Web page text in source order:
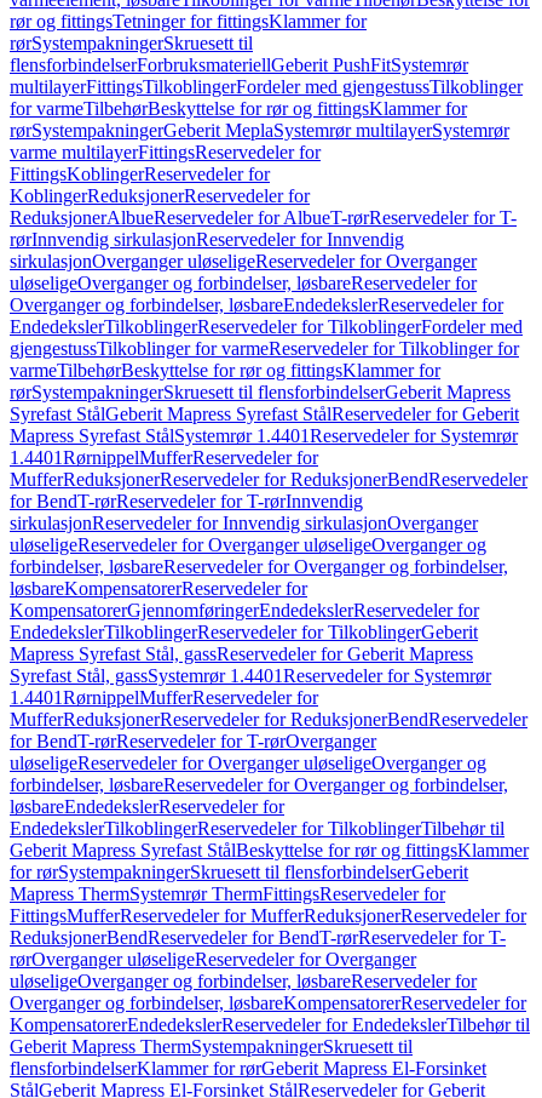
rør og fittingsTetninger for fittingsKlammer for
rørSystempakningerSkruesett til
flensforbindelserForbruksmateriellGeberit PushFitSystemrør
multilayerFittingsTilkoblingerFordeler med gjengestussTilkoblinger
for varmeTilbehørBeskyttelse for rør og fittingsKlammer for
rørSystempakningerGeberit MeplaSystemrør multilayerSystemrør
varme multilayerFittingsReservedeler for
FittingsKoblingerReservedeler for
KoblingerReduksjonerReservedeler for
ReduksjonerAlbueReservedeler for AlbueT-rørReservedeler for T-
rørInnvendig sirkulasjonReservedeler for Innvendig
sirkulasjonOverganger uløseligeReservedeler for Overganger
uløseligeOverganger og forbindelser, løsbareReservedeler for
Overganger og forbindelser, løsbareEndedekslerReservedeler for
EndedekslerTilkoblingerReservedeler for TilkoblingerFordeler med
gjengestussTilkoblinger for varmeReservedeler for Tilkoblinger for
varmeTilbehørBeskyttelse for rør og fittingsKlammer for
rørSystempakningerSkruesett til flensforbindelserGeberit Mapress
Syrefast StålGeberit Mapress Syrefast StålReservedeler for Geberit
Mapress Syrefast StålSystemrør 1.4401Reservedeler for Systemrør
1.4401RørnippelMufferReservedeler for
MufferReduksjonerReservedeler for ReduksjonerBendReservedeler
for BendT-rørReservedeler for T-rørInnvendig
sirkulasjonReservedeler for Innvendig sirkulasjonOverganger
uløseligeReservedeler for Overganger uløseligeOverganger og
forbindelser, løsbareReservedeler for Overganger og forbindelser,
løsbareKompensatorerReservedeler for
KompensatorerGjennomføringerEndedekslerReservedeler for
EndedekslerTilkoblingerReservedeler for TilkoblingerGeberit
Mapress Syrefast Stål, gassReservedeler for Geberit Mapress
Syrefast Stål, gassSystemrør 1.4401Reservedeler for Systemrør
1.4401RørnippelMufferReservedeler for
MufferReduksjonerReservedeler for ReduksjonerBendReservedeler
for BendT-rørReservedeler for T-rørOverganger
uløseligeReservedeler for Overganger uløseligeOverganger og
forbindelser, løsbareReservedeler for Overganger og forbindelser,
løsbareEndedekslerReservedeler for
EndedekslerTilkoblingerReservedeler for TilkoblingerTilbehør til
Geberit Mapress Syrefast StålBeskyttelse for rør og fittingsKlammer
for rørSystempakningerSkruesett til flensforbindelserGeberit
Mapress ThermSystemrør ThermFittingsReservedeler for
FittingsMufferReservedeler for MufferReduksjonerReservedeler for
ReduksjonerBendReservedeler for BendT-rørReservedeler for T-
rørOverganger uløseligeReservedeler for Overganger
uløseligeOverganger og forbindelser, løsbareReservedeler for
Overganger og forbindelser, løsbareKompensatorerReservedeler for
KompensatorerEndedekslerReservedeler for EndedekslerTilbehør til
Geberit Mapress ThermSystempakningerSkruesett til
flensforbindelserKlammer for rørGeberit Mapress El-Forsinket
StålGeberit Mapress El-Forsinket StålReservedeler for Geberit